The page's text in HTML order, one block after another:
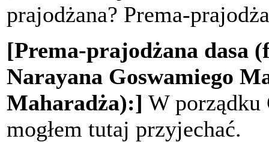
prajodżana? Prema-
[Prema-prajodżana dasa
Narayana Goswamiego
Maharadża):] W porządku
mogłem tutaj przyjechać.